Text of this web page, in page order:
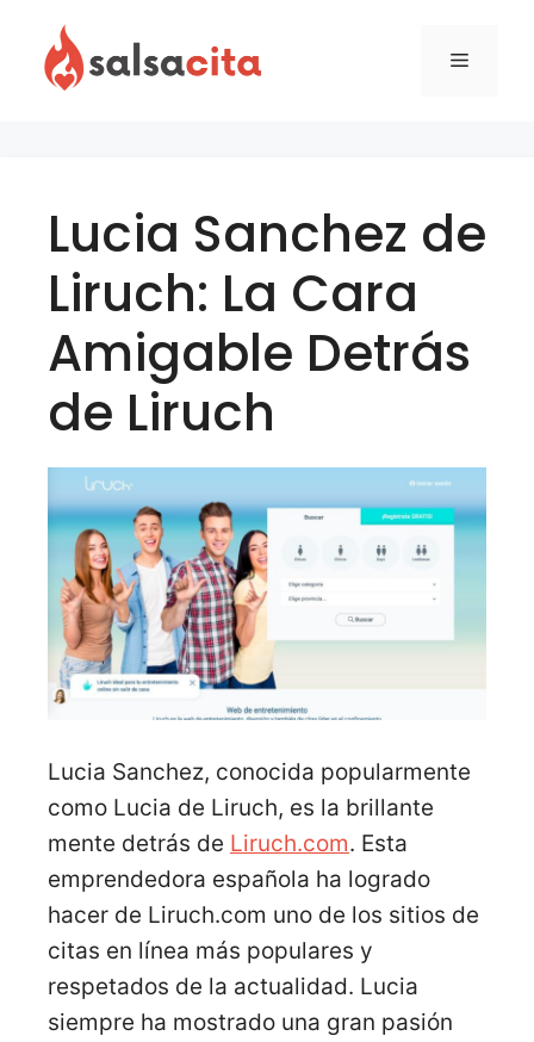
content
Menu
Lucia Sanchez de
Liruch: La Cara
Amigable Detrás
de Liruch
Lucia Sanchez, conocida popularmente
como Lucia de Liruch, es la brillante
mente detrás de Liruch.com. Esta
emprendedora española ha logrado
hacer de Liruch.com uno de los sitios de
citas en línea más populares y
respetados de la actualidad. Lucia
siempre ha mostrado una gran pasión